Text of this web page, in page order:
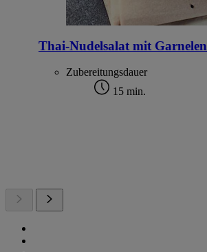
Thai-Nudelsalat mit Garnelen
Zubereitungsdauer
15 min.